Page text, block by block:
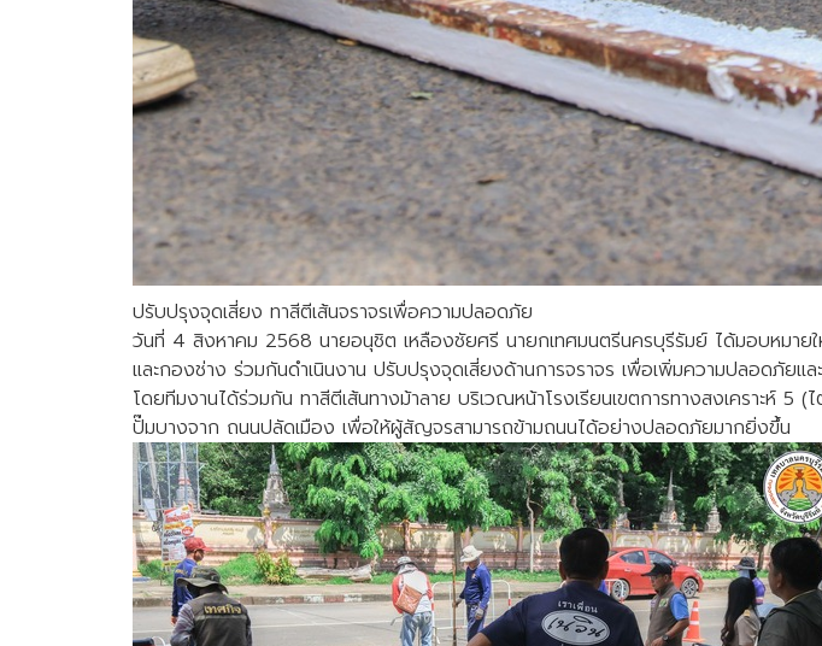
ปรับปรุงจุดเสี่ยง ทาสีตีเส้นจราจรเพื่อความปลอดภัย
วันที่ 4 สิงหาคม 2568 นายอนุชิต เหลืองชัยศรี นายกเทศมนตรีนครบุรีรัมย์ ได้มอบหมาย
และกองช่าง ร่วมกันดำเนินงาน ปรับปรุงจุดเสี่ยงด้านการจราจร เพื่อเพิ่มความปลอดภัยแล
โดยทีมงานได้ร่วมกัน ทาสีตีเส้นทางม้าลาย บริเวณหน้าโรงเรียนเขตการทางสงเคราะห์
ปั๊มบางจาก ถนนปลัดเมือง เพื่อให้ผู้สัญจรสามารถข้ามถนนได้อย่างปลอดภัยมากยิ่งขึ้น